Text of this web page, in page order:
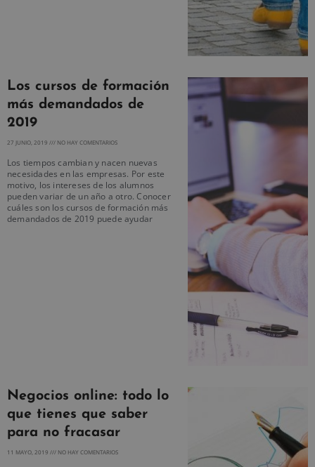
Los cursos de formación
más demandados de
2019
27 JUNIO, 2019 NO HAY COMENTARIOS
Los tiempos cambian y nacen nuevas
necesidades en las empresas. Por este
motivo, los intereses de los alumnos
pueden variar de un año a otro. Conocer
cuáles son los cursos de formación más
demandados de 2019 puede ayudar
Negocios online: todo lo
que tienes que saber
para no fracasar
11 MAYO, 2019 NO HAY COMENTARIOS